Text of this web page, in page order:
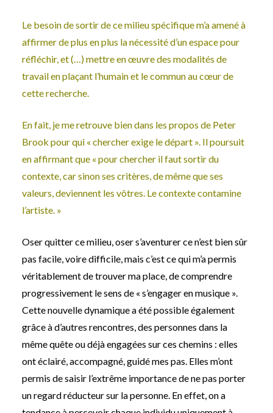
Le besoin de sortir de ce milieu spécifique m’a amené à
affirmer de plus en plus la nécessité d’un espace pour
réfléchir, et (…) mettre en œuvre des modalités de
travail en plaçant l’humain et le commun au cœur de
cette recherche.
En fait, je me retrouve bien dans les propos de Peter
Brook pour qui « chercher exige le départ ». Il poursuit
en affirmant que « pour chercher il faut sortir du
contexte, car sinon ses critères, de même que ses
valeurs, deviennent les vôtres. Le contexte contamine
l’artiste. »
Oser quitter ce milieu, oser s’aventurer ce n’est bien sûr
pas facile, voire difficile, mais c’est ce qui m’a permis
véritablement de trouver ma place, de comprendre
progressivement le sens de « s’engager en musique ».
Cette nouvelle dynamique a été possible également
grâce à d’autres rencontres, des personnes dans la
même quête ou déjà engagées sur ces chemins : elles
ont éclairé, accompagné, guidé mes pas. Elles m’ont
permis de saisir l’extrême importance de ne pas porter
un regard réducteur sur la personne. En effet, on a